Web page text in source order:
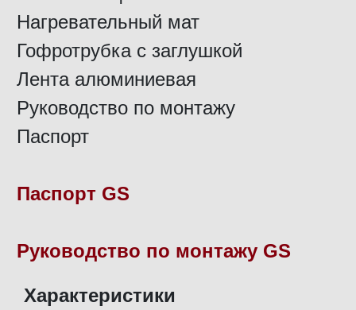
Нагревательный мат
Гофротрубка с заглушкой
Лента алюминиевая
Руководство по монтажу
Паспорт
Паспорт GS
Руководство по монтажу GS
Характеристики